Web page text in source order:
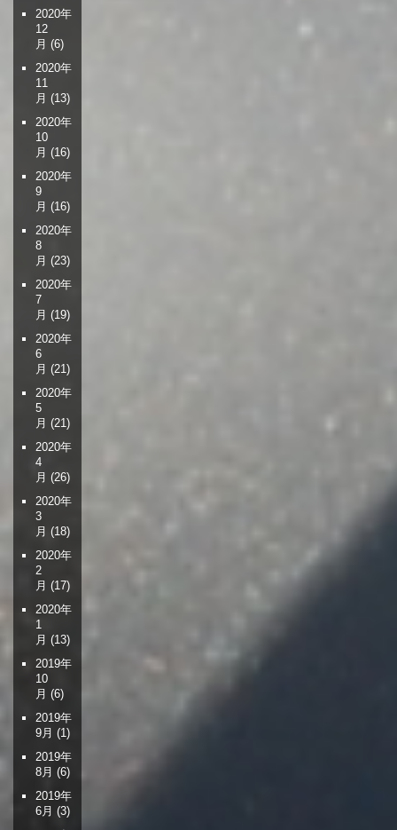
2020年
12
月 (6)
2020年
11
月 (13)
2020年
10
月 (16)
2020年
9
月 (16)
2020年
8
月 (23)
2020年
7
月 (19)
2020年
6
月 (21)
2020年
5
月 (21)
2020年
4
月 (26)
2020年
3
月 (18)
2020年
2
月 (17)
2020年
1
月 (13)
2019年
10
月 (6)
2019年
9月 (1)
2019年
8月 (6)
2019年
6月 (3)